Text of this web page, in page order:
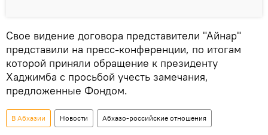
Свое видение договора представители "Айнар"
представили на пресс-конференции, по итогам
которой приняли обращение к президенту
Хаджимба с просьбой учесть замечания,
предложенные Фондом.
В Абхазии Новости Абхазо-российские отношения